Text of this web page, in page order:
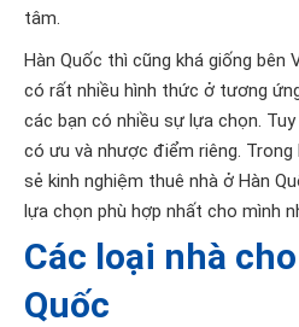
tâm.
Hàn Quốc thì cũng khá giống bên
có rất nhiều hình thức ở tương
các bạn có nhiều sự lựa chọn.
có ưu và nhược điểm riêng. Trong
sẻ kinh nghiệm thuê nhà ở Hàn
lựa chọn phù hợp nhất cho mình
Các loại nhà
Quốc